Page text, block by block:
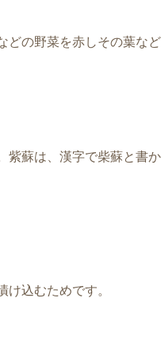
の野菜を赤しその葉な
紫蘇は、漢字で柴蘇と書
け込むためです。